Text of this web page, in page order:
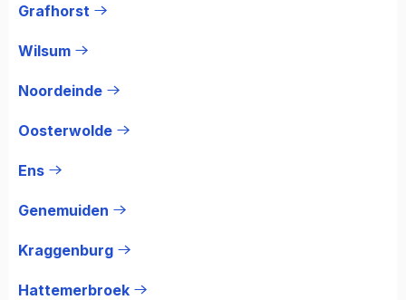
Grafhorst
Wilsum
Noordeinde
Oosterwolde
Ens
Genemuiden
Kraggenburg
Hattemerbroek